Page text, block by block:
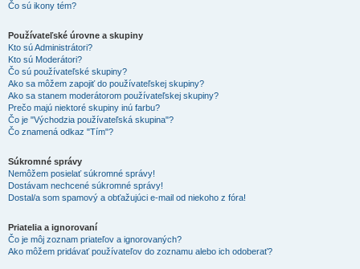
Čo sú ikony tém?
Používateľské úrovne a skupiny
Kto sú Administrátori?
Kto sú Moderátori?
Čo sú používateľské skupiny?
Ako sa môžem zapojiť do používateľskej skupiny?
Ako sa stanem moderátorom používateľskej skupiny?
Prečo majú niektoré skupiny inú farbu?
Čo je "Východzia používateľská skupina"?
Čo znamená odkaz "Tím"?
Súkromné správy
Nemôžem posielať súkromné správy!
Dostávam nechcené súkromné správy!
Dostal/a som spamový a obťažujúci e-mail od niekoho z fóra!
Priatelia a ignorovaní
Čo je môj zoznam priateľov a ignorovaných?
Ako môžem pridávať používateľov do zoznamu alebo ich odoberať?